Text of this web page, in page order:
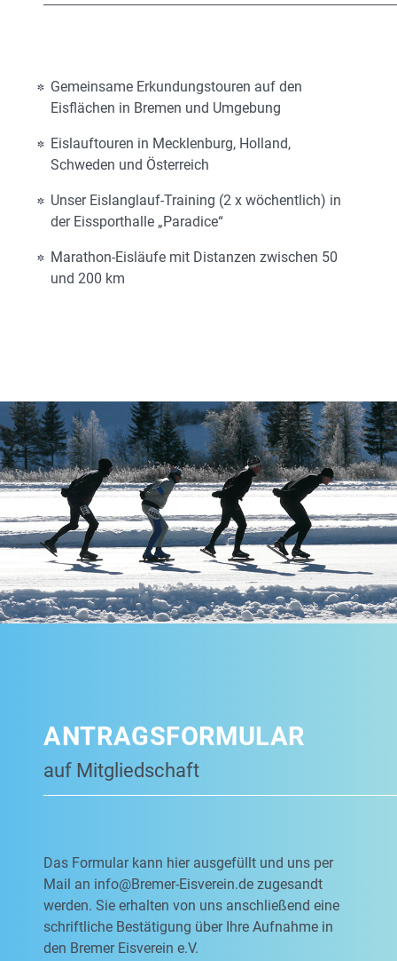
Gemeinsame Erkundungstouren auf den
Eisflächen in Bremen und Umgebung
Eislauftouren in Mecklenburg, Holland,
Schweden und Österreich
Unser Eislanglauf-Training (2 x wöchentlich) in
der Eissporthalle „Paradice“
Marathon-Eisläufe mit Distanzen zwischen 50
und 200 km
ANTRAGSFORMULAR
auf Mitgliedschaft
Das Formular kann hier ausgefüllt und uns per
Mail an info@Bremer-Eisverein.de zugesandt
werden. Sie erhalten von uns anschließend eine
schriftliche Bestätigung über Ihre Aufnahme in
den Bremer Eisverein e.V.